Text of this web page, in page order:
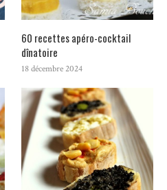
60 recettes apéro-cocktail
dînatoire
18 décembre 2024